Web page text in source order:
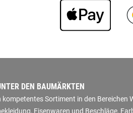
DEN BAUMÄRKTEN
Sortiment in den Bereichen
Eisenwaren und Beschläge,